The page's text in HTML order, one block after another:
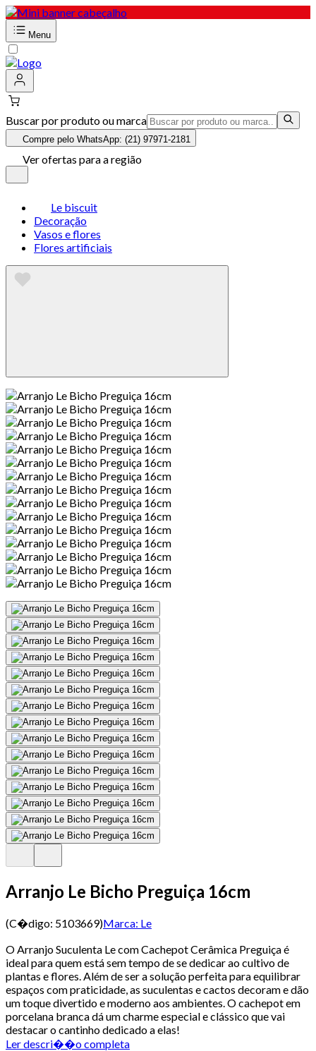
Menu
Buscar por produto ou marca
Compre pelo WhatsApp: (21) 97971-2181
Ver ofertas para a região
Le biscuit
Decoração
Vasos e flores
Flores artificiais
Arranjo Le Bicho Preguiça 16cm
(C�digo: 5103669)Marca: Le
O Arranjo Suculenta Le com Cachepot Cerâmica Preguiça é
ideal para quem está sem tempo de se dedicar ao cultivo de
plantas e flores. Além de ser a solução perfeita para equilibrar
espaços com praticidade, as suculentas e cactos decoram e dão
um toque divertido e moderno aos ambientes. O cachepot em
porcelana branca dá um charme especial e clássico que vai
destacar o cantinho dedicado a elas!
Ler descri��o completa